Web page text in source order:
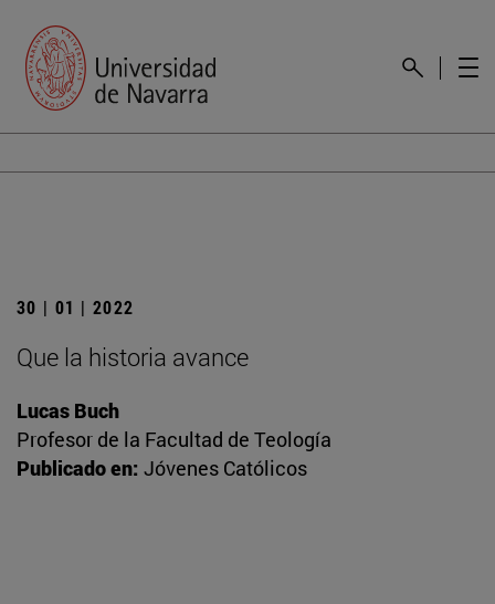
30 | 01 | 2022
Que la historia avance
Lucas Buch
Profesor de la Facultad de Teología
Publicado en: Jóvenes Católicos